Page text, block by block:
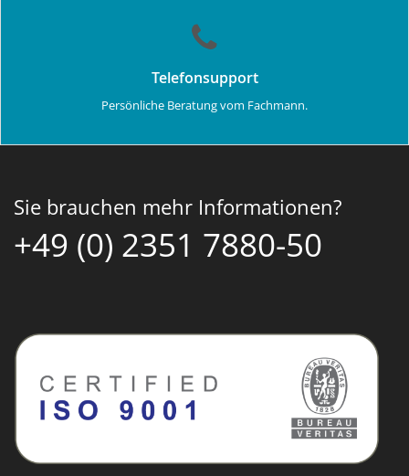
Telefonsupport
Persönliche Beratung vom Fachmann.
Sie brauchen mehr Informationen?
+49 (0) 2351 7880-50